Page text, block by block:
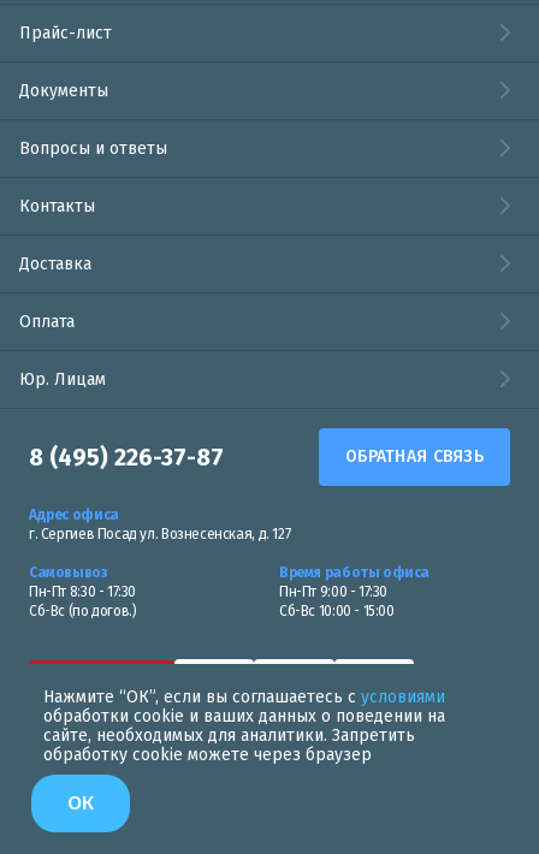
Нажмите “ОК”, если вы соглашаетесь с условиями
обработки cookie и ваших данных о поведении на
сайте, необходимых для аналитики. Запретить
обработку cookie можете через браузер
ОК
Прайс-лист
Документы
Вопросы и ответы
Контакты
Доставка
Оплата
Юр. Лицам
8 (495) 226-37-87 ОБРАТНАЯ СВЯЗЬ
Адрес офиса
г. Сергиев Посад ул. Вознесенская, д. 127
Самовывоз
Пн-Пт 8:30 - 17:30
Сб-Вс (по догов.)
Время работы офиса
Пн-Пт 9:00 - 17:30
Сб-Вс 10:00 - 15:00
Политика в области обработки персональных данных